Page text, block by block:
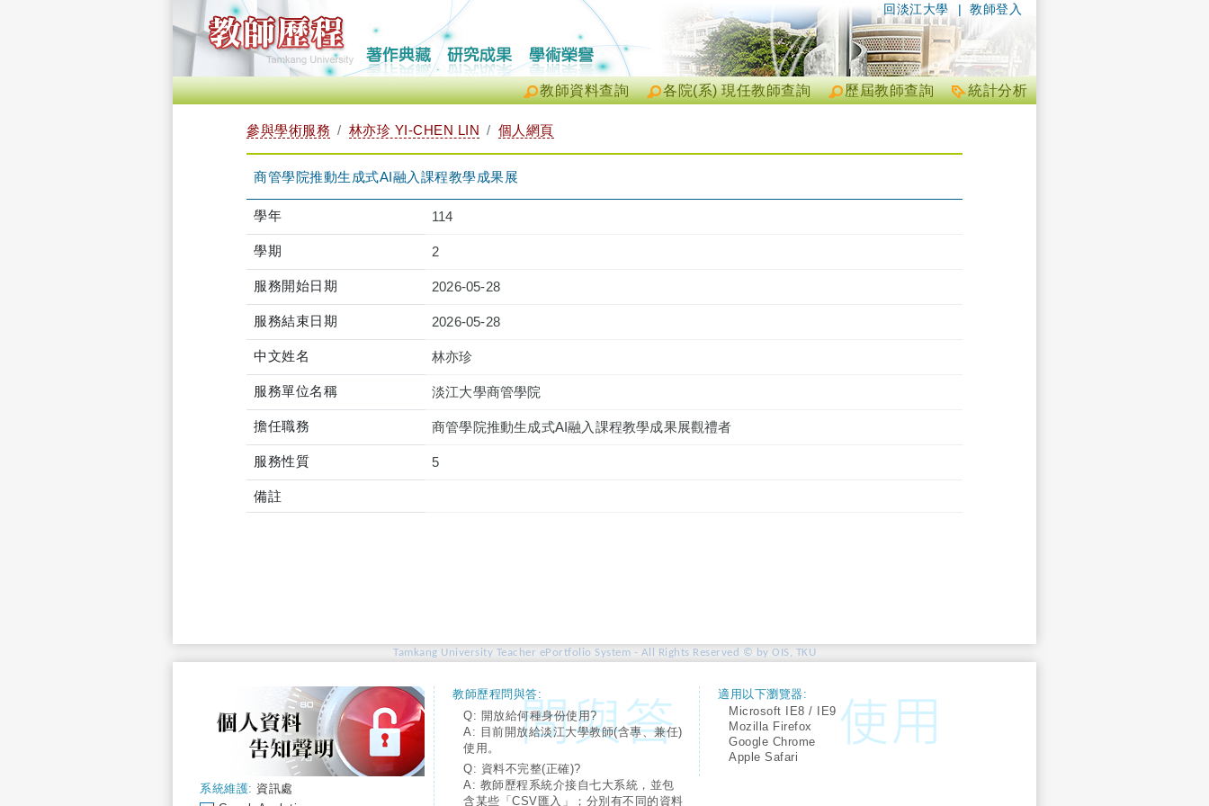
| 教師登入
回淡江大學
統計分析
歷屆教師查詢
各院(系) 現任教師查詢
教師資料查詢
參與學術服務 林亦珍 YI-CHEN LIN 個人網頁
商管學院推動生成式AI融入課程教學成果展
學年 114
學期 2
服務開始日期 2026-05-28
服務結束日期 2026-05-28
中文姓名 林亦珍
服務單位名稱 淡江大學商管學院
擔任職務 商管學院推動生成式AI融入課程教學成果展觀禮者
服務性質 5
備註
Tamkang University Teacher ePortfolio System - All Rights Reserved © by OIS, TKU
系統維護: 資訊處
教師歷程問與答:
Q: 開放給何種身份使用?
A: 目前開放給淡江大學教師(含專、兼任)
使用。
Q: 資料不完整(正確)?
A: 教師歷程系統介接自七大系統，並包
含某些「CSV匯入」；分別有不同的資料
適用以下瀏覽器:
Microsoft IE8 / IE9
Mozilla Firefox
Google Chrome
Apple Safari